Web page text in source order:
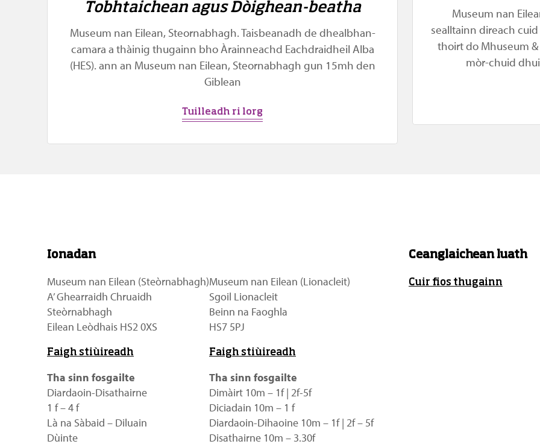
Tobhtaichean agus Dòighean-beatha
Museum nan Eilean, Steornabhagh. Taisbeanadh de dhealbhan-
camara a thàinig thugainn bho Àrainneachd Eachdraidheil Alba
(HES). ann an Museum nan Eilean, Steornabhagh gun 15mh den
Giblean
Tuilleadh ri lorg
Museum nan
sealltainn direach
thoirt do Mhuseum
mòr-chuid
Ionadan
Museum nan Eilean (Steòrnabhagh)
A’ Ghearraidh Chruaidh
Steòrnabhagh
Eilean Leòdhais HS2 0XS
Faigh stiùireadh
Tha sinn fosgailte
Diardaoin-Disathairne
1 f – 4 f
Là na Sàbaid – Diluain
Dùinte
Museum nan Eilean (Lionacleit)
Sgoil Lionacleit
Beinn na Faoghla
HS7 5PJ
Faigh stiùireadh
Tha sinn fosgailte
Dimàirt 10m – 1f | 2f-5f
Diciadain 10m – 1 f
Diardaoin-Dihaoine 10m – 1f | 2f – 5f
Disathairne 10m – 3.30f
Ceanglaichean luath
Cuir fios thugainn